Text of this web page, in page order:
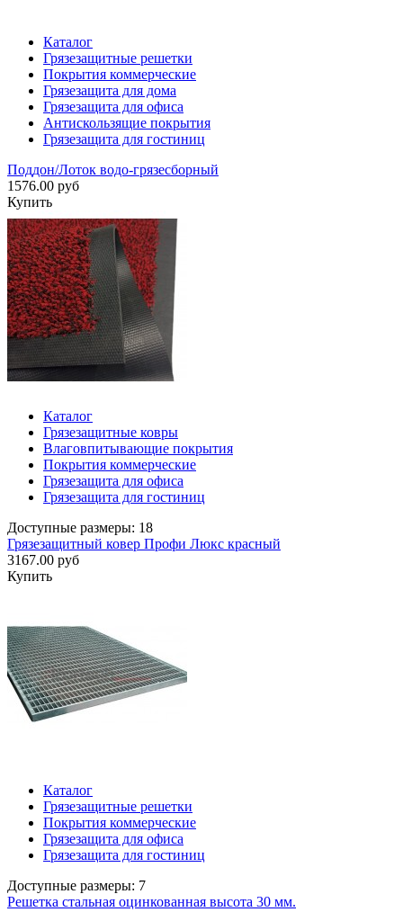
Каталог
Грязезащитные решетки
Покрытия коммерческие
Грязезащита для дома
Грязезащита для офиса
Антискользящие покрытия
Грязезащита для гостиниц
Поддон/Лоток водо-грязесборный
1576.00 руб
Купить
Каталог
Грязезащитные ковры
Влаговпитывающие покрытия
Покрытия коммерческие
Грязезащита для офиса
Грязезащита для гостиниц
Доступные размеры: 18
Грязезащитный ковер Профи Люкс красный
3167.00 руб
Купить
Каталог
Грязезащитные решетки
Покрытия коммерческие
Грязезащита для офиса
Грязезащита для гостиниц
Доступные размеры: 7
Решетка стальная оцинкованная высота 30 мм.